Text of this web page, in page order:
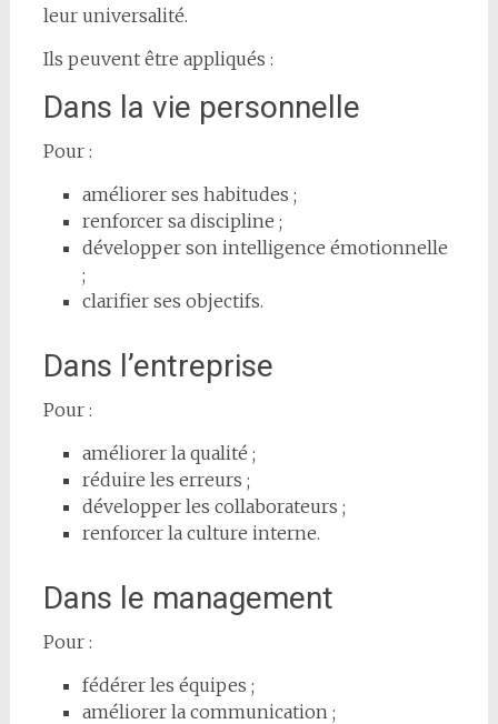
leur universalité.
Ils peuvent être appliqués :
Dans la vie personnelle
Pour :
améliorer ses habitudes ;
renforcer sa discipline ;
développer son intelligence émotionnelle
;
clarifier ses objectifs.
Dans l’entreprise
Pour :
améliorer la qualité ;
réduire les erreurs ;
développer les collaborateurs ;
renforcer la culture interne.
Dans le management
Pour :
fédérer les équipes ;
améliorer la communication ;